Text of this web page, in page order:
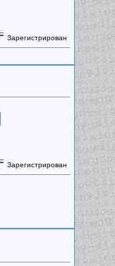
Зарегистрирован
Зарегистрирован